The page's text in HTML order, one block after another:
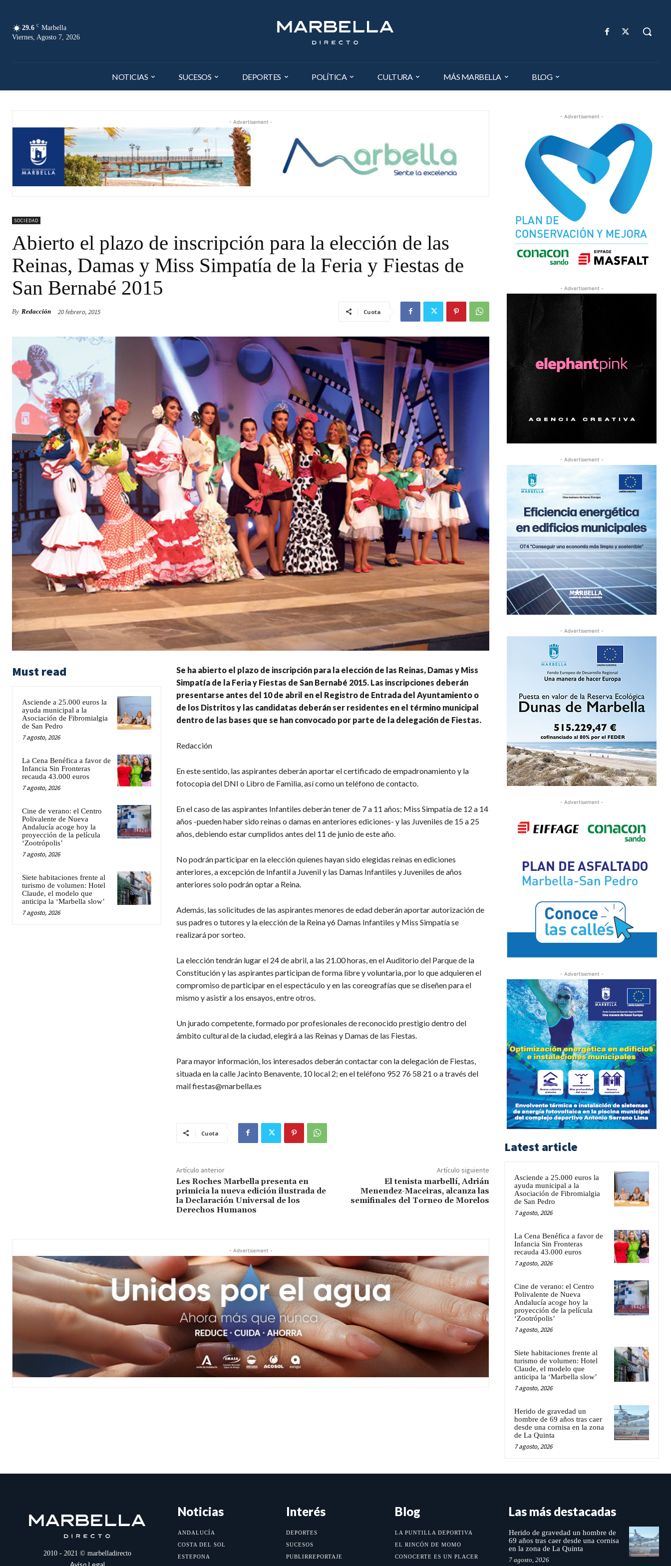
29.6 C Marbella
Viernes, Agosto 7, 2026
NOTICIAS SUCESOS DEPORTES POLÍTICA CULTURA MÁS MARBELLA BLOG
- Advertisement -
SOCIEDAD
Abierto el plazo de inscripción para la elección de las
Reinas, Damas y Miss Simpatía de la Feria y Fiestas de
San Bernabé 2015
By Redacción 20 febrero, 2015 Cuota
Must read
Asciende a 25.000 euros la
ayuda municipal a la
Asociación de Fibromialgia
de San Pedro
7 agosto, 2026
La Cena Benéfica a favor de
Infancia Sin Fronteras
recauda 43.000 euros
7 agosto, 2026
Cine de verano: el Centro
Polivalente de Nueva
Andalucía acoge hoy la
proyección de la película
‘Zootrópolis’
7 agosto, 2026
Siete habitaciones frente al
turismo de volumen: Hotel
Claude, el modelo que
anticipa la ‘Marbella slow’
7 agosto, 2026
Se ha abierto el plazo de inscripción para la elección de las Reinas, Damas y Miss
Simpatía de la Feria y Fiestas de San Bernabé 2015. Las inscripciones deberán
presentarse antes del 10 de abril en el Registro de Entrada del Ayuntamiento o
de los Distritos y las candidatas deberán ser residentes en el término municipal
dentro de las bases que se han convocado por parte de la delegación de Fiestas.
Redacción
En este sentido, las aspirantes deberán aportar el certificado de empadronamiento y la
fotocopia del DNI o Libro de Familia, así como un teléfono de contacto.
En el caso de las aspirantes Infantiles deberán tener de 7 a 11 años; Miss Simpatía de 12 a 14
años -pueden haber sido reinas o damas en anteriores ediciones- y las Juveniles de 15 a 25
años, debiendo estar cumplidos antes del 11 de junio de este año.
No podrán participar en la elección quienes hayan sido elegidas reinas en ediciones
anteriores, a excepción de Infantil a Juvenil y las Damas Infantiles y Juveniles de años
anteriores solo podrán optar a Reina.
Además, las solicitudes de las aspirantes menores de edad deberán aportar autorización de
sus padres o tutores y la elección de la Reina y6 Damas Infantiles y Miss Simpatía se
realizará por sorteo.
La elección tendrán lugar el 24 de abril, a las 21.00 horas, en el Auditorio del Parque de la
Constitución y las aspirantes participan de forma libre y voluntaria, por lo que adquieren el
compromiso de participar en el espectáculo y en las coreografías que se diseñen para el
mismo y asistir a los ensayos, entre otros.
Un jurado competente, formado por profesionales de reconocido prestigio dentro del
ámbito cultural de la ciudad, elegirá a las Reinas y Damas de las Fiestas.
Para mayor información, los interesados deberán contactar con la delegación de Fiestas,
situada en la calle Jacinto Benavente, 10 local 2; en el teléfono 952 76 58 21 o a través del
mail fiestas@marbella.es
Cuota
Artículo anterior
Les Roches Marbella presenta en
primicia la nueva edición ilustrada de
la Declaración Universal de los
Derechos Humanos
Artículo siguiente
El tenista marbellí, Adrián
Menendez-Maceiras, alcanza las
semifinales del Torneo de Morelos
- Advertisement -
- Advertisement -
- Advertisement -
- Advertisement -
- Advertisement -
- Advertisement -
- Advertisement -
Latest article
Asciende a 25.000 euros la
ayuda municipal a la
Asociación de Fibromialgia
de San Pedro
7 agosto, 2026
La Cena Benéfica a favor de
Infancia Sin Fronteras
recauda 43.000 euros
7 agosto, 2026
Cine de verano: el Centro
Polivalente de Nueva
Andalucía acoge hoy la
proyección de la película
‘Zootrópolis’
7 agosto, 2026
Siete habitaciones frente al
turismo de volumen: Hotel
Claude, el modelo que
anticipa la ‘Marbella slow’
7 agosto, 2026
Herido de gravedad un
hombre de 69 años tras caer
desde una cornisa en la zona
de La Quinta
7 agosto, 2026
2010 - 2021 © marbelladirecto
Aviso Legal
Noticias
ANDALUCÍA
COSTA DEL SOL
ESTEPONA
Interés
DEPORTES
SUCESOS
PUBLIRREPORTAJE
Blog
LA PUNTILLA DEPORTIVA
EL RINCÓN DE MOMO
CONOCERTE ES UN PLACER
Las más destacadas
Herido de gravedad un hombre de
69 años tras caer desde una cornisa
en la zona de La Quinta
7 agosto, 2026